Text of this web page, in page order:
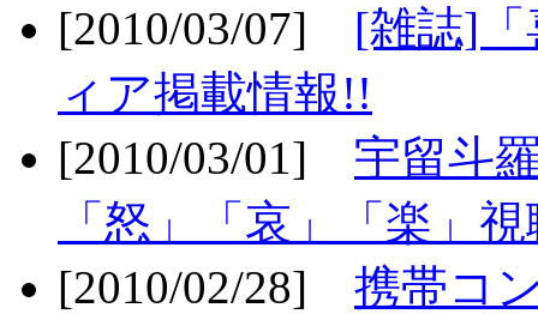
[2010/03/07] [雑誌]「
ィア掲載情報!!
[2010/03/01] 宇留斗
「怒」「哀」「楽」
[2010/02/28] 携帯コ